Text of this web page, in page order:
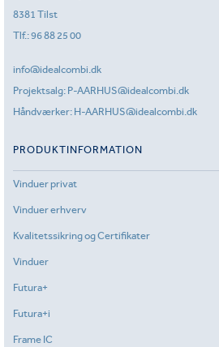
8381 Tilst
Tlf.:96 88 25 00
info@idealcombi.dk
Projektsalg: P-AARHUS@idealcombi.dk
Håndværker: H-AARHUS@idealcombi.dk
PRODUKTINFORMATION
Vinduer privat
Vinduer erhverv
Kvalitetssikring og Certifikater
Vinduer
Futura+
Futura+i
Frame IC